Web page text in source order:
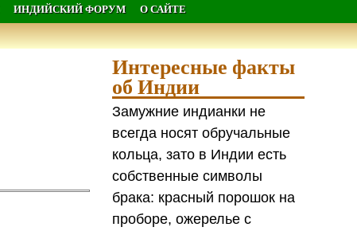
ИНДИЙСКИЙ ФОРУМ О САЙТЕ
Интересные факты
об Индии
Замужние индианки не
всегда носят обручальные
кольца, зато в Индии есть
собственные символы
брака: красный порошок на
проборе, ожерелье с